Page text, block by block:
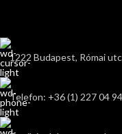
1222 Budapest, Római
Telefon: +36 (1) 227 04 94